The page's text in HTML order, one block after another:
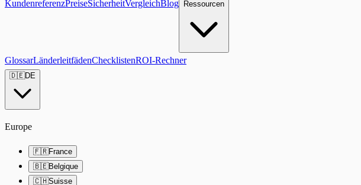
KundenreferenzPreiseSicherheitVergleichBlog Ressourcen
GlossarLänderleitfädenChecklistenROI-Rechner
🇩🇪DE
Europe
🇫🇷France
🇧🇪Belgique
🇨🇭Suisse